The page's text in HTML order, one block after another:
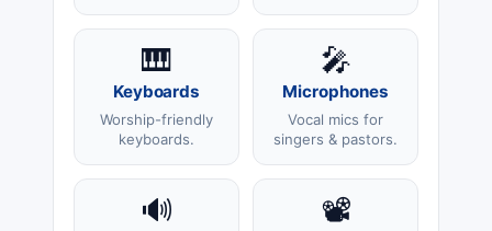
🎹
Keyboards
Worship-friendly
keyboards.
🎤
Microphones
Vocal mics for
singers & pastors.
🔊 📽️